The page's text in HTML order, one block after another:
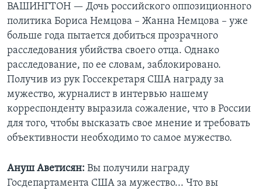
ВАШИНГТОН — Дочь российского оппозиционного
политика Бориса Немцова – Жанна Немцова – уже
больше года пытается добиться прозрачного
расследования убийства своего отца. Однако
расследование, по ее словам, заблокировано.
Получив из рук Госсекретаря США награду за
мужество, журналист в интервью нашему
корреспонденту выразила сожаление, что в России
для того, чтобы высказать свое мнение и требовать
объективности необходимо то самое мужество.
Ануш Аветисян: Вы получили награду
Госдепартамента США за мужество... Что вы